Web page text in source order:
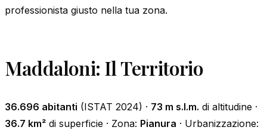
professionista giusto nella tua zona.
Maddaloni: Il Territorio
36.696 abitanti (ISTAT 2024) · 73 m s.l.m. di altitudine ·
36.7 km² di superficie · Zona: Pianura · Urbanizzazione: